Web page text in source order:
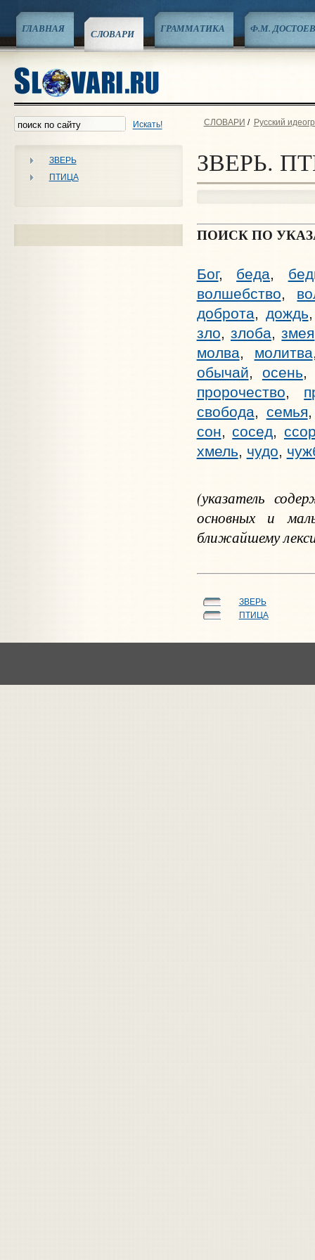
ГЛАВНАЯ СЛОВАРИ ГРАММАТИКА Ф.М.
Искать!
ЗВЕРЬ
ПТИЦА
СЛОВАРИ / Русский
ЗВЕРЬ.
ПОИСК ПО
Бог, беда,
волшебство,
доброта, дождь
зло, злоба,змея
молва, молитва
обычай, осень
пророчество,
свобода, семья
сон, сосед,
хмель, чудо,
(указатель
основных и
ближайшему
ЗВЕРЬ
ПТИЦА